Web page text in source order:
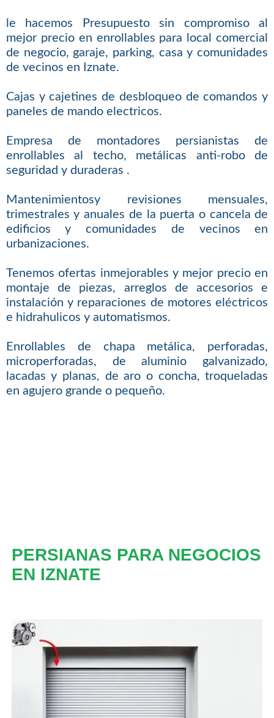
le hacemos Presupuesto sin compromiso al
mejor precio en enrollables para local comercial
de negocio, garaje, parking, casa y comunidades
de vecinos en Iznate.
Cajas y cajetines de desbloqueo de comandos y
paneles de mando electricos.
Empresa de montadores persianistas de
enrollables al techo, metálicas anti-robo de
seguridad y duraderas .
Mantenimientosy revisiones mensuales,
trimestrales y anuales de la puerta o cancela de
edificios y comunidades de vecinos en
urbanizaciones.
Tenemos ofertas inmejorables y mejor precio en
montaje de piezas, arreglos de accesorios e
instalación y reparaciones de motores eléctricos
e hidrahulicos y automatismos.
Enrollables de chapa metálica, perforadas,
microperforadas, de aluminio galvanizado,
lacadas y planas, de aro o concha, troqueladas
en agujero grande o pequeño.
PERSIANAS PARA NEGOCIOS
EN IZNATE